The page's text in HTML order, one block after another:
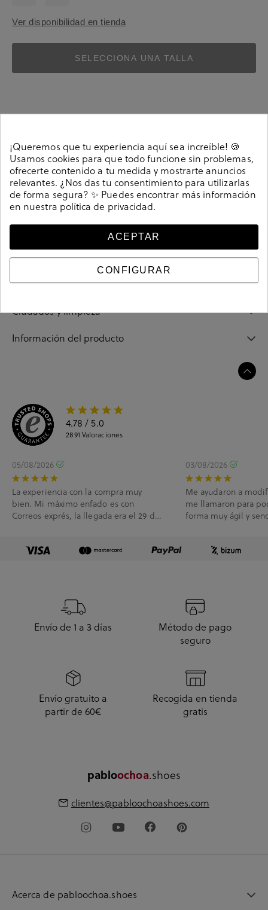
Ver disponibilidad en tienda
SELECCIONA UNA TALLA
Detalles
Zapatos bloom&you 755 en azul marino. Salones de piel
con tacón, y piso de goma. Altura tacón 4cm. Sin cierre,
Guía de tallas
Ciudados y limpieza
Información del producto
4.78 / 5.0
2891 Valoraciones
05/08/2026
La experiencia con la compra muy
bien. Mi máximo enfado es con
Correos exprés, la llegada era el 29 de
03/08/2026
Me ayudaron a
me llamaron para
forma muy ágil y
Envío de 1 a 3 días
Método de pago
seguro
Envío gratuito a
partir de 60€
Recogida en tienda
gratis
pabloochoa.shoes
clientes@pabloochoashoes.com
Acerca de pabloochoa.shoes
¡Queremos que tu experiencia aquí sea increíble! 🍪
Usamos cookies para que todo funcione sin problemas,
ofrecerte contenido a tu medida y mostrarte anuncios
relevantes. ¿Nos das tu consentimiento para utilizarlas
de forma segura? ✨ Puedes encontrar más información
en nuestra política de privacidad.
ACEPTAR
CONFIGURAR